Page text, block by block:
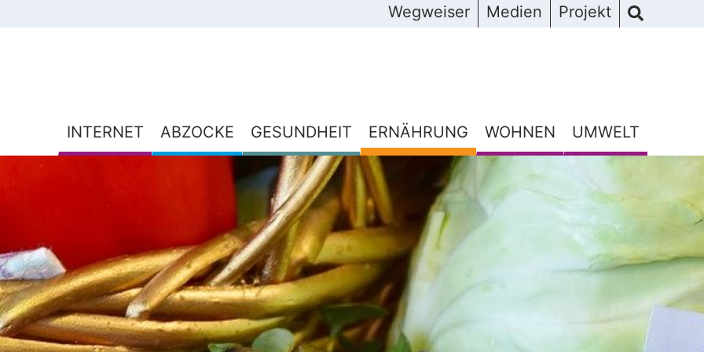
Wegweiser Medien Projekt
INTERNET ABZOCKE GESUNDHEIT ERNÄHRUNG WOHNEN UMWELT